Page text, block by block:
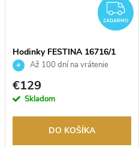
ZADARMO
Hodinky FESTINA 16716/1
Až 100 dní na vrátenie
tovaru. Autorizovaný predajca.
€129
Skladom
DO KOŠÍKA